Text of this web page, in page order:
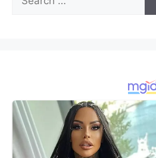
for: